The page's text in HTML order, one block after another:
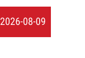
2026-08-09